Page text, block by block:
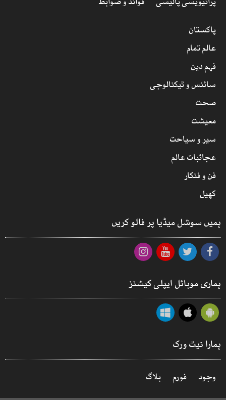
پاکستان
عالم تمام
فہم دین
سائنس و ٹیکنالوجی
صحت
معیشت
سیر و سیاحت
عجائبات عالم
فن و فنکار
کھیل
ہمیں سوشل میڈیا پر فالو کریں
ہماری موبائل ایپلی کیشنز
ہمارا نیٹ ورک
وجود فورم بلاگ